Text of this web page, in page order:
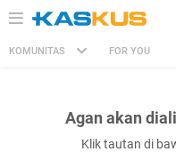
KOMUNITAS FOR YOU
Agan akan
Klik tautan di